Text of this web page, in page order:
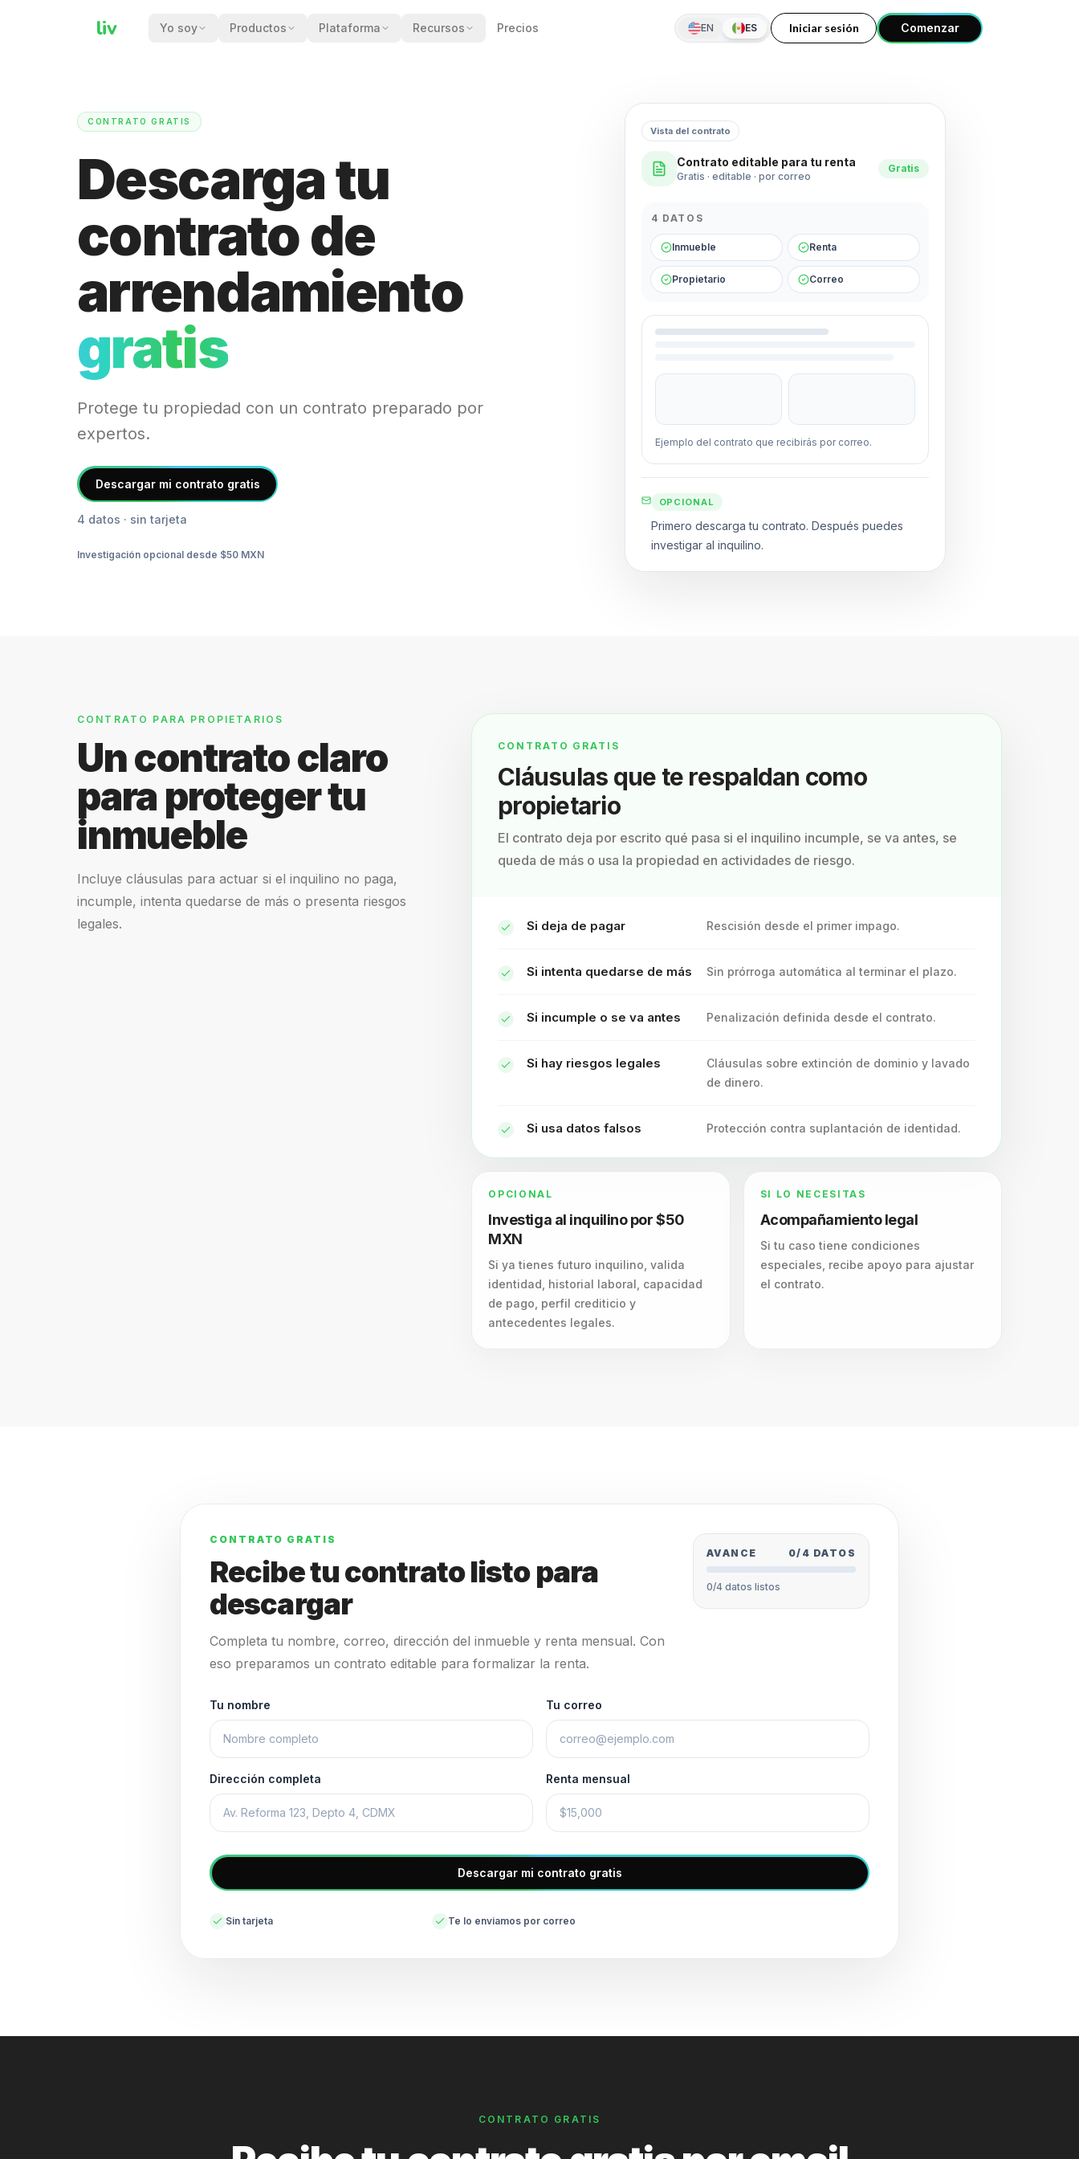
liv Yo soy Productos Plataforma Recursos Precios EN ES Iniciar sesión Comenzar
CONTRATO GRATIS
Descarga tu
contrato de
arrendamiento
gratis
Protege tu propiedad con un contrato preparado por
expertos.
Descargar mi contrato gratis
4 datos · sin tarjeta
Investigación opcional desde $50 MXN
Vista del contrato
Contrato editable para tu renta
Gratis · editable · por correo
Gratis
4 DATOS
Inmueble Renta
Propietario Correo
Ejemplo del contrato que recibirás por correo.
OPCIONAL
Primero descarga tu contrato. Después puedes
investigar al inquilino.
CONTRATO PARA PROPIETARIOS
Un contrato claro
para proteger tu
inmueble
Incluye cláusulas para actuar si el inquilino no paga,
incumple, intenta quedarse de más o presenta riesgos
legales.
CONTRATO GRATIS
Cláusulas que te respaldan como
propietario
El contrato deja por escrito qué pasa si el inquilino incumple, se va antes, se
queda de más o usa la propiedad en actividades de riesgo.
Si deja de pagar Rescisión desde el primer impago.
Si intenta quedarse de más Sin prórroga automática al terminar el plazo.
Si incumple o se va antes Penalización definida desde el contrato.
Si hay riesgos legales
Cláusulas sobre extinción de dominio y lavado
de dinero.
Si usa datos falsos Protección contra suplantación de identidad.
OPCIONAL
Investiga al inquilino por $50
MXN
Si ya tienes futuro inquilino, valida
identidad, historial laboral, capacidad
de pago, perfil crediticio y
antecedentes legales.
SI LO NECESITAS
Acompañamiento legal
Si tu caso tiene condiciones
especiales, recibe apoyo para ajustar
el contrato.
CONTRATO GRATIS
Recibe tu contrato listo para
descargar
Completa tu nombre, correo, dirección del inmueble y renta mensual. Con
eso preparamos un contrato editable para formalizar la renta.
AVANCE 0/4 DATOS
0/4 datos listos
Datos mínimos del contrato
Tu nombre Tu correo
Dirección completa Renta mensual
Descargar mi contrato gratis
Sin tarjeta Te lo enviamos por correo
CONTRATO GRATIS